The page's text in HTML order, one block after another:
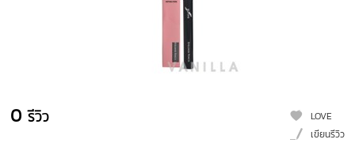
0 รีวิว
LOVE
เขียนรีวิว